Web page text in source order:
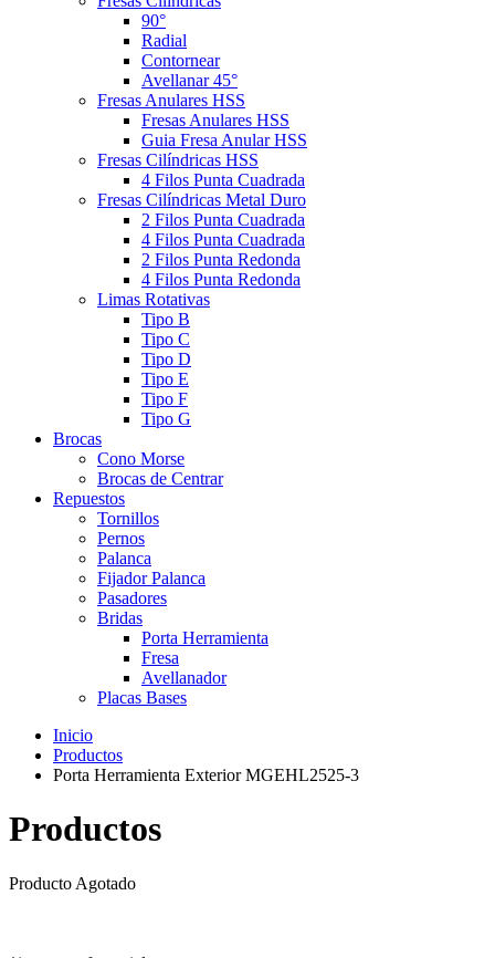
90°
Radial
Contornear
Avellanar 45°
Fresas Anulares HSS
Fresas Anulares HSS
Guia Fresa Anular HSS
Fresas Cilíndricas HSS
4 Filos Punta Cuadrada
Fresas Cilíndricas Metal Duro
2 Filos Punta Cuadrada
4 Filos Punta Cuadrada
2 Filos Punta Redonda
4 Filos Punta Redonda
Limas Rotativas
Tipo B
Tipo C
Tipo D
Tipo E
Tipo F
Tipo G
Brocas
Cono Morse
Brocas de Centrar
Repuestos
Tornillos
Pernos
Palanca
Fijador Palanca
Pasadores
Bridas
Porta Herramienta
Fresa
Avellanador
Placas Bases
Inicio
Productos
Porta Herramienta Exterior MGEHL2525-3
Productos
Producto Agotado